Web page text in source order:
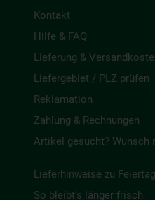
Kontakt
Hilfe & FAQ
Lieferung &
Liefergebiet / PLZ prüfen
Reklamation
Zahlung & Rechnungen
Artikel gesucht? Wunsch
Lieferhinweise zu
So bleibt’s länger frisch